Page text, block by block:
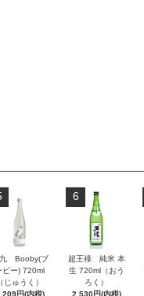
Booby(ブ
ビー) 720ml
（じゅうく）
円(内税)
6
超王祿 純米 本
生 720ml（おう
ろく）
2,530円(内税)